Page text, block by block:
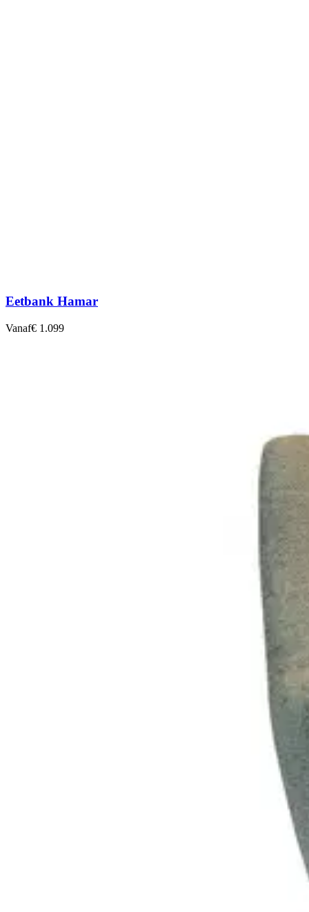
Eetbank Hamar
Vanaf€ 1.099